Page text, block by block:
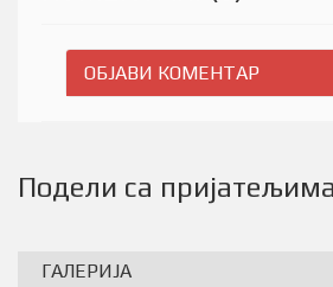
ОБЈАВИ КОМЕНТАР
Подели са
ГАЛЕРИЈА